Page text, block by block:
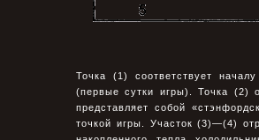
Точка (1) соответствует
(первые сутки игры). Точка (2)
представляет собой
точкой игры. Участок (3)—(4)